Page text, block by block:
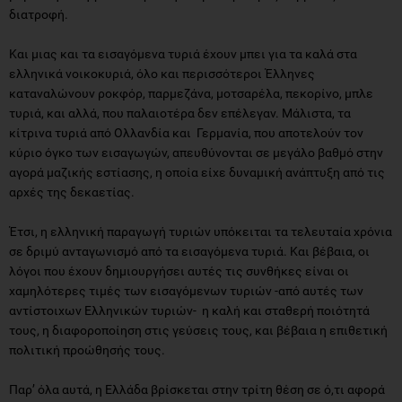
ελληνικά νοικοκυριά, όλο και περισσότεροι Έλληνες
τυριά, και αλλά, που παλαιοτέρα δεν επέλεγαν. Μάλιστα, τα
κίτρινα τυριά από Ολλανδία και Γερμανία, που αποτελούν τον
κύριο όγκο των εισαγωγών, απευθύνονται σε μεγάλο βαθμό στην
αγορά μαζικής εστίασης, η οποία είχε δυναμική ανάπτυξη από τις
αρχές της δεκαετίας.
Έτσι, η ελληνική παραγωγή τυριών υπόκειται τα τελευταία χρόνια
σε δριμύ ανταγωνισμό από τα εισαγόμενα τυριά. Και βέβαια, οι
χαμηλότερες τιμές των εισαγόμενων τυριών -από αυτές των
αντίστοιχων Ελληνικών τυριών- η καλή και σταθερή ποιότητά
τους, η διαφοροποίηση στις γεύσεις τους, και βέβαια η επιθετική
πολιτική προώθησής τους.
Παρ’ όλα αυτά, η Ελλάδα βρίσκεται στην τρίτη θέση σε ό,τι αφορά
τον αριθμό των τυριών που παράγει, μετά τη Γαλλία και την
επιχειρήσεις που υλοποίησαν σημαντικές επενδύσεις